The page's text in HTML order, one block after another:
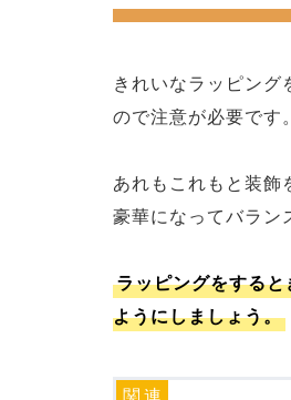
きれいなラッピン
ので注意が必要です。
あれもこれもと装飾
豪華になってバラン
ラッピングをする
ようにしましょう。